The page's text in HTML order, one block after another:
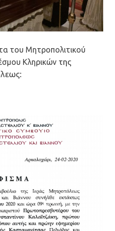
του Μητροπολιτικού
Κληρικών της